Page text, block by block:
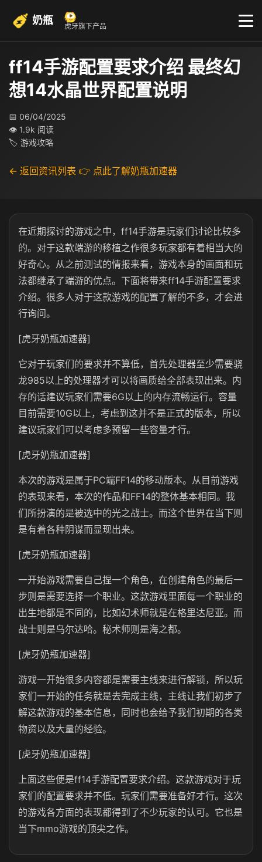
奶瓶 虎牙旗下产品
ff14手游配置要求介绍 最终幻
想14水晶世界配置说明
📅 06/04/2025
👁 1.9k 阅读
🏷 游戏攻略
← 返回资讯列表 👉 点此了解奶瓶加速器
在近期探讨的游戏之中，ff14手游是玩家们讨论比较多
的。对于这款端游的移植之作很多玩家都有着相当大的
好奇心。从之前测试的情报来看，游戏本身的画面和玩
法都继承了端游的优点。下面将带来ff14手游配置要求
介绍。很多人对于这款游戏的配置了解的不多，才会进
行询问。
[虎牙奶瓶加速器]
它对于玩家们的要求并不算低，首先处理器至少需要骁
龙985以上的处理器才可以将画质给全部表现出来。内
存的话建议玩家们需要6G以上的内存流畅运行。容量
目前需要10G以上，考虑到这并不是正式的版本，所以
建议玩家们可以考虑多预留一些容量才行。
[虎牙奶瓶加速器]
本次的游戏是属于PC端FF14的移动版本。从目前游戏
的表现来看，本次的作品和FF14的整体基本相同。我
们所扮演的是被选中的光之战士。而这个世界在当下则
是有着各种阴谋而显现出来。
[虎牙奶瓶加速器]
一开始游戏需要自己捏一个角色，在创建角色的最后一
步则是需要选择一个职业。这款游戏里面每一个职业的
出生地都是不同的，比如幻术师就是在格里达尼亚。而
战士则是乌尔达哈。秘术师则是海之都。
[虎牙奶瓶加速器]
游戏一开始很多内容都是需要主线来进行解锁，所以玩
家们一开始的任务就是去完成主线，主线让我们初步了
解这款游戏的基本信息，同时也会给予我们初期的各类
物资以及大量的经验。
[虎牙奶瓶加速器]
上面这些便是ff14手游配置要求介绍。这款游戏对于玩
家们的配置要求并不低。玩家们需要准备好才行。这次
的游戏各方面的表现都得到了不少玩家的认可。它也是
当下mmo游戏的顶尖之作。